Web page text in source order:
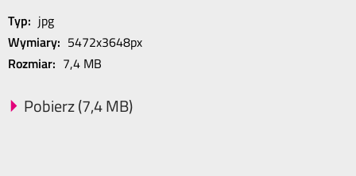
Typ: jpg
Wymiary: 5472x3648px
Rozmiar: 7,4 MB
Pobierz (7,4 MB)